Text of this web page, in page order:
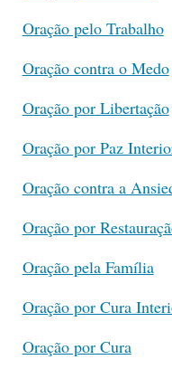
Oração pelo Trabalho
Oração contra o Medo
Oração por Libertação
Oração por Paz
Oração contra a
Oração por
Oração pela Família
Oração por Cura
Oração por Cura